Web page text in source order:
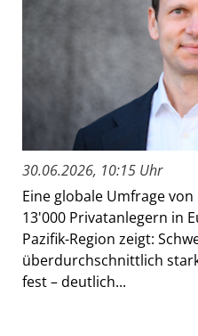
30.06.2026, 10:15 Uhr
Eine globale Umfrage
13'000 Privatanlegern in
Pazifik-Region zeigt:
überdurchschnittlich
fest – deutlich...